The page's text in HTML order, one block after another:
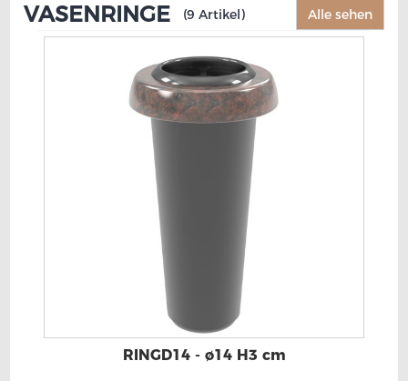
VASENRINGE (9 Artikel) Alle sehen
RINGD14 - ø14 H3 cm